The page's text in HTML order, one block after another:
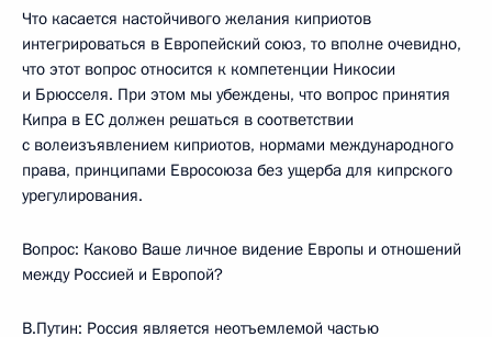
Что касается настойчивого желания киприотов
интегрироваться в Европейский союз, то вполне очевидно,
что этот вопрос относится к компетенции Никосии
и Брюсселя. При этом мы убеждены, что вопрос принятия
Кипра в ЕС должен решаться в соответствии
с волеизъявлением киприотов, нормами международного
права, принципами Евросоюза без ущерба для кипрского
урегулирования.
Вопрос: Каково Ваше личное видение Европы и отношений
между Россией и Европой?
В.Путин: Россия является неотъемлемой частью